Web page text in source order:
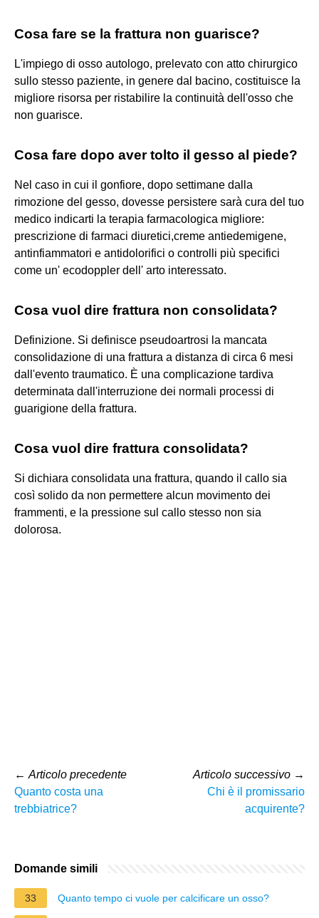
Cosa fare se la frattura non guarisce?
L'impiego di osso autologo, prelevato con atto chirurgico
sullo stesso paziente, in genere dal bacino, costituisce la
migliore risorsa per ristabilire la continuità dell'osso che
non guarisce.
Cosa fare dopo aver tolto il gesso al piede?
Nel caso in cui il gonfiore, dopo settimane dalla
rimozione del gesso, dovesse persistere sarà cura del tuo
medico indicarti la terapia farmacologica migliore:
prescrizione di farmaci diuretici,creme antiedemigene,
antinfiammatori e antidolorifici o controlli più specifici
come un' ecodoppler dell' arto interessato.
Cosa vuol dire frattura non consolidata?
Definizione. Si definisce pseudoartrosi la mancata
consolidazione di una frattura a distanza di circa 6 mesi
dall'evento traumatico. È una complicazione tardiva
determinata dall'interruzione dei normali processi di
guarigione della frattura.
Cosa vuol dire frattura consolidata?
Si dichiara consolidata una frattura, quando il callo sia
così solido da non permettere alcun movimento dei
frammenti, e la pressione sul callo stesso non sia
dolorosa.
← Articolo precedente
Quanto costa una
trebbiatrice?
Articolo successivo →
Chi è il promissario
acquirente?
Domande simili
33 Quanto tempo ci vuole per calcificare un osso?